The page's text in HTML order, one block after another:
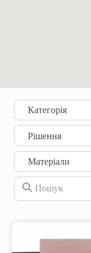
Категорія
Пошук